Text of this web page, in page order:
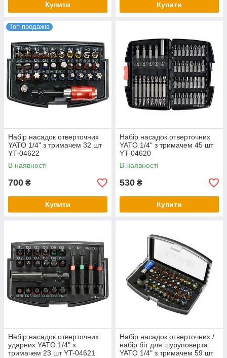
Купити Купити
Топ продажів
Набір насадок отверточних
YATO 1/4" з тримачем 32 шт
YT-04622
В наявності
700 ₴
Купити
Набір насадок отверточних
YATO 1/4" з тримачем 45 шт
YT-04620
В наявності
530 ₴
Купити
Набір насадок отверточних
ударних YATO 1/4" з
тримачем 23 шт YT-04621
Набір насадок отверточних /
набір біт для шуруповерта
YATO 1/4" з тримачем 59 шт